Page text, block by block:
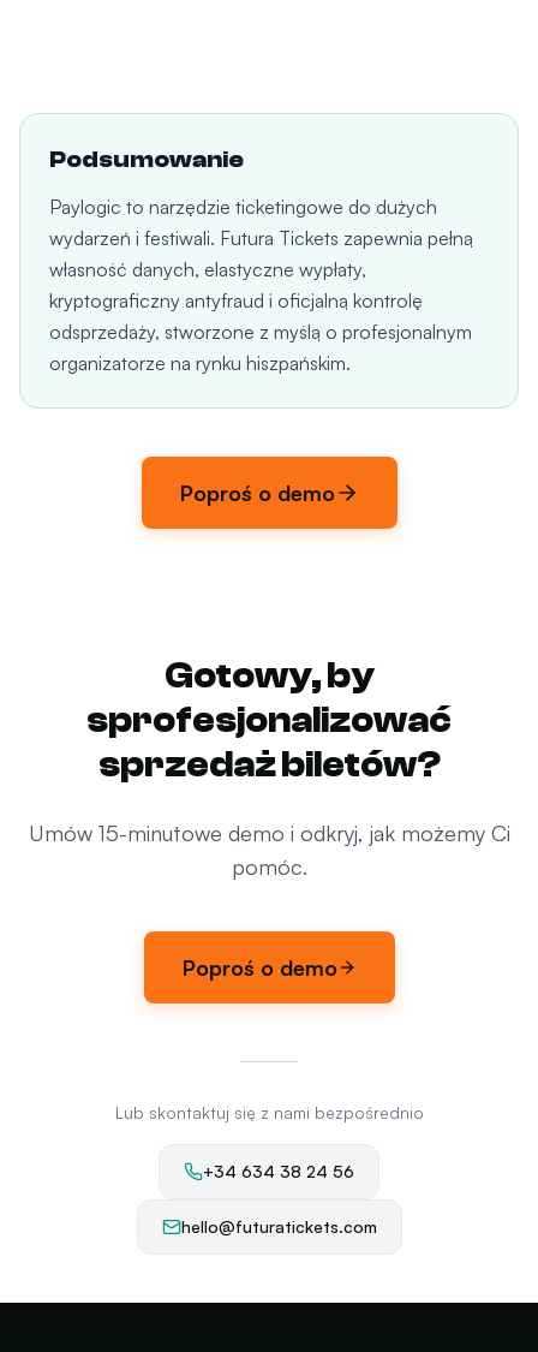
Podsumowanie
Paylogic to narzędzie ticketingowe do dużych
wydarzeń i festiwali. Futura Tickets zapewnia pełną
własność danych, elastyczne wypłaty,
kryptograficzny antyfraud i oficjalną kontrolę
odsprzedaży, stworzone z myślą o profesjonalnym
organizatorze na rynku hiszpańskim.
Poproś o demo
Gotowy, by
sprofesjonalizować
sprzedaż biletów?
Umów 15-minutowe demo i odkryj, jak możemy Ci
pomóc.
Poproś o demo
Lub skontaktuj się z nami bezpośrednio
+34 634 38 24 56
hello@futuratickets.com